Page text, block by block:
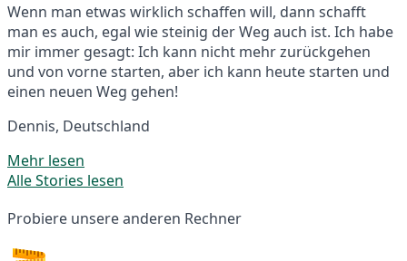
Wenn man etwas wirklich schaffen will, dann schafft
man es auch, egal wie steinig der Weg auch ist. Ich habe
mir immer gesagt: Ich kann nicht mehr zurückgehen
und von vorne starten, aber ich kann heute starten und
einen neuen Weg gehen!
Dennis, Deutschland
Mehr lesen
Alle Stories lesen
Probiere unsere anderen Rechner